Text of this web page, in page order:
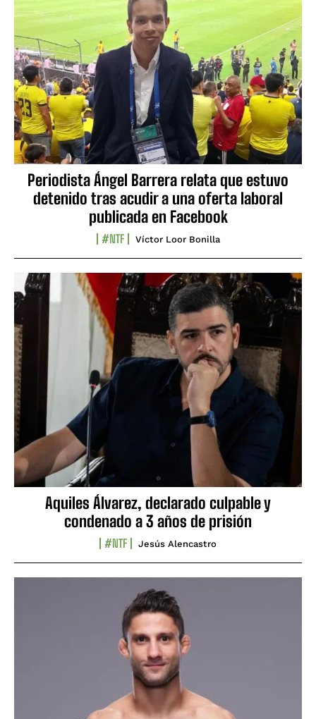
Periodista Ángel Barrera relata que estuvo
detenido tras acudir a una oferta laboral
publicada en Facebook
#NTF Víctor Loor Bonilla
Aquiles Álvarez, declarado culpable y
condenado a 3 años de prisión
#NTF Jesús Alencastro